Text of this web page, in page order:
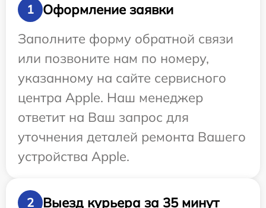
1
Оформление заявки
Заполните форму обратной связи
или позвоните нам по номеру,
указанному на сайте сервисного
центра Apple. Наш менеджер
ответит на Ваш запрос для
уточнения деталей ремонта Вашего
устройства Apple.
2
Выезд курьера за 35 минут